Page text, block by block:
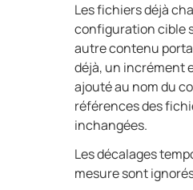
Les fichiers déjà
configuration cible
autre contenu
déjà, un incrément
ajouté au nom du
références des
inchangées.
Les décalages
mesure sont